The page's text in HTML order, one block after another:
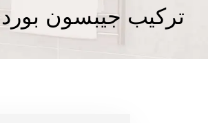
تركيب جيبسون بورد